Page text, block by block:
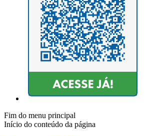
Fim do menu principal
Início do conteúdo da página